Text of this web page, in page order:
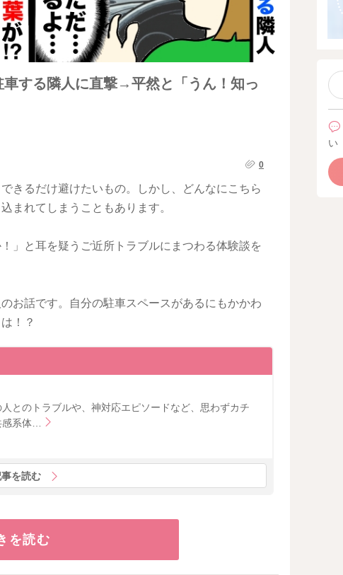
する隣人に直撃→平然と「うん！知っ
0
きるだけ避けたいもの。しかし、どんなにこちら
まれてしまうこともあります。
」と耳を疑うご近所トラブルにまつわる体験談を
お話です。自分の駐車スペースがあるにもかかわ
！？
とのトラブルや、神対応エピソードなど、思わずカチ
系体…
を読む
を読む
い